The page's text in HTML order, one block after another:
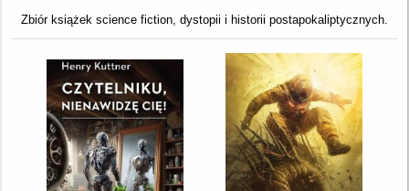
Zbiór książek science fiction, dystopii i historii postapokaliptycznych.